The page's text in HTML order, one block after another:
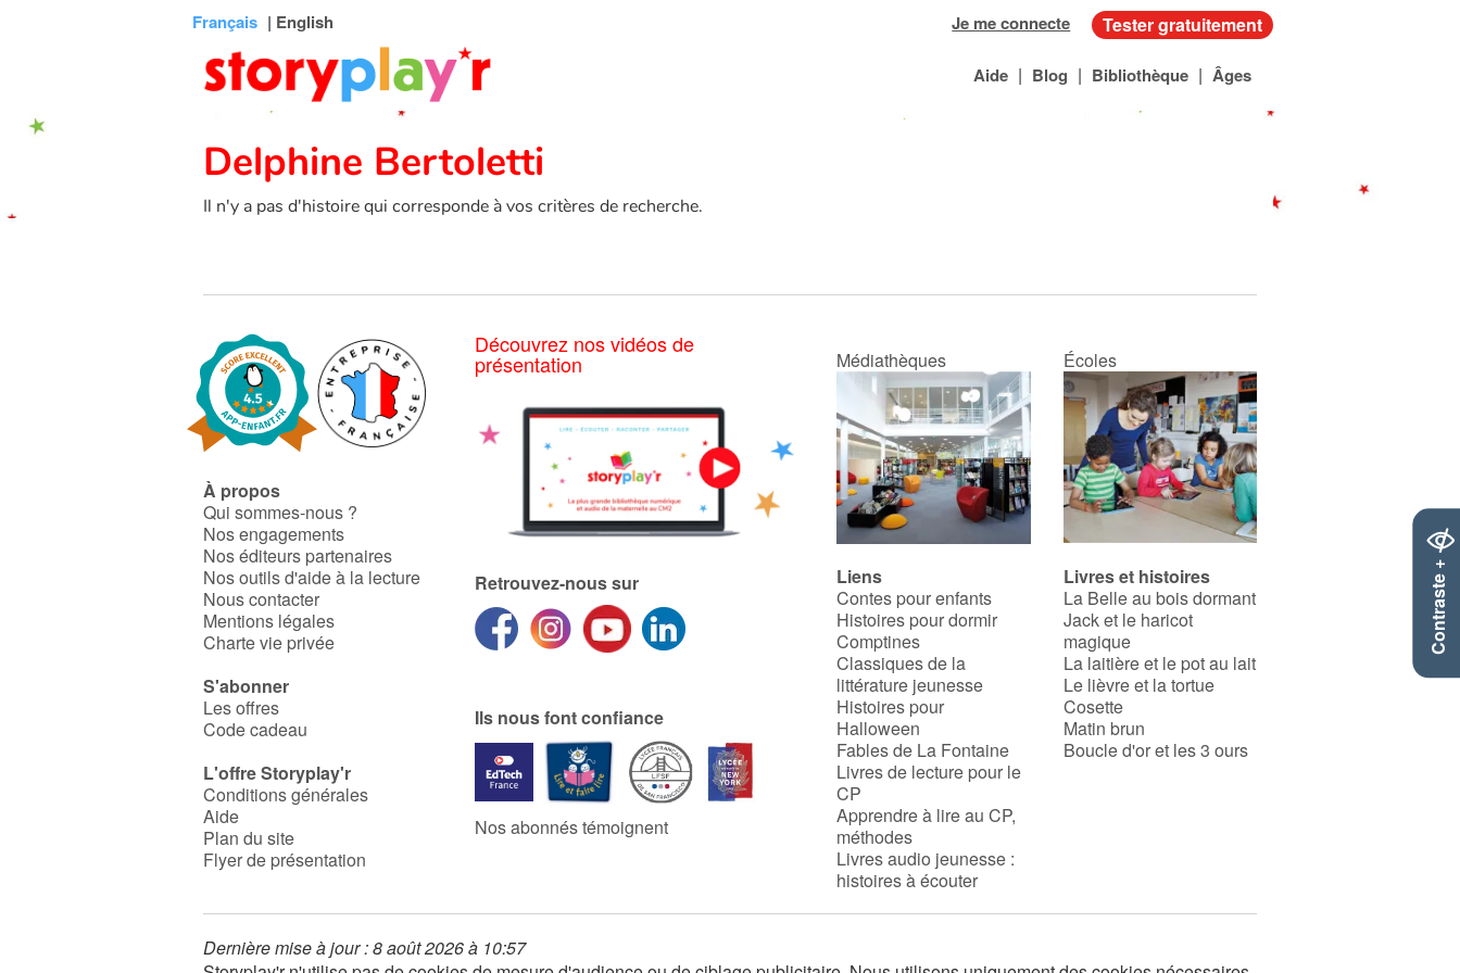
Contraste +
Français | English Je me connecte Tester gratuitement
Aide | Blog | Bibliothèque | Âges
Delphine Bertoletti
Il n'y a pas d'histoire qui corresponde à vos critères de recherche.
À propos
Qui sommes-nous ?
Nos engagements
Nos éditeurs partenaires
Nos outils d'aide à la lecture
Nous contacter
Mentions légales
Charte vie privée
S'abonner
Les offres
Code cadeau
L'offre Storyplay'r
Conditions générales
Aide
Plan du site
Flyer de présentation
Découvrez nos vidéos de
présentation
Retrouvez-nous sur
Ils nous font confiance
Nos abonnés témoignent
Médiathèques Écoles
Liens
Contes pour enfants
Histoires pour dormir
Comptines
Classiques de la
littérature jeunesse
Histoires pour
Halloween
Fables de La Fontaine
Livres de lecture pour le
CP
Apprendre à lire au CP,
méthodes
Livres audio jeunesse :
histoires à écouter
Livres et histoires
La Belle au bois dormant
Jack et le haricot
magique
La laitière et le pot au lait
Le lièvre et la tortue
Cosette
Matin brun
Boucle d'or et les 3 ours
Dernière mise à jour : 8 août 2026 à 10:57